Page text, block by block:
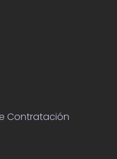
Contratación